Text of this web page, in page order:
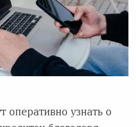
оперативно узнать о